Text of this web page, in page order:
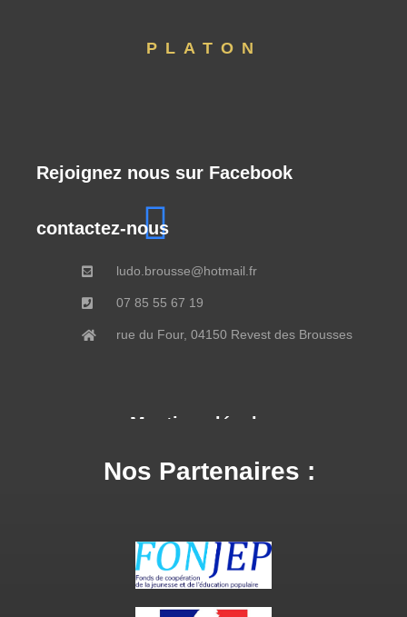
PLATON
Rejoignez nous sur Facebook
contactez-nous
ludo.brousse@hotmail.fr
07 85 55 67 19
rue du Four, 04150 Revest des Brousses
Mentions légales
Nos Partenaires :